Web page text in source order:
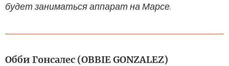
будет заниматься аппарат на Марсе.
Обби Гонсалес (OBBIE GONZALEZ)